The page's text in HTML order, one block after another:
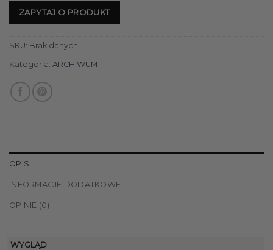
ZAPYTAJ O PRODUKT
SKU: Brak danych
Kategoria: ARCHIWUM
OPIS
INFORMACJE DODATKOWE
OPINIE (0)
WYGLĄD